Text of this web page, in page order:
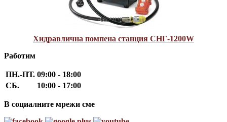
Хидравлична помпена станция СНГ-1200W
Работим
ПН.-ПТ. 09:00 - 18:00
СБ.
10:00 - 17:00
В социалните мрежи сме